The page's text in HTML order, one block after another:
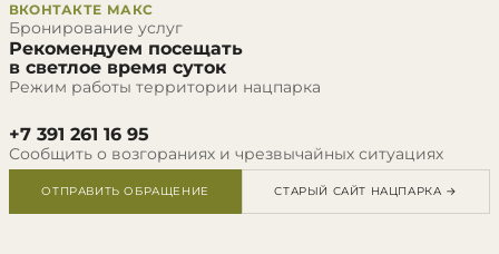
ВКОНТАКТЕ МАКС
Бронирование услуг
Рекомендуем посещать
в светлое время суток
Режим работы территории нацпарка
+7 391 261 16 95
Сообщить о возгораниях и чрезвычайных ситуациях
ОТПРАВИТЬ ОБРАЩЕНИЕ СТАРЫЙ САЙТ НАЦПАРКА →